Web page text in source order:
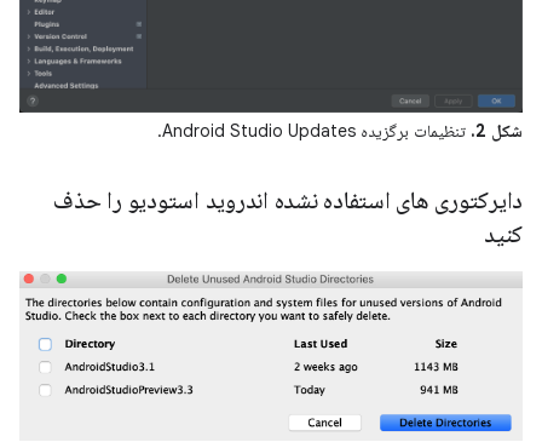
شکل 2. تنظیمات برگزیده Android Studio Updates.
دایرکتوری های استفاده نشده اندروید استودیو را حذف
کنید